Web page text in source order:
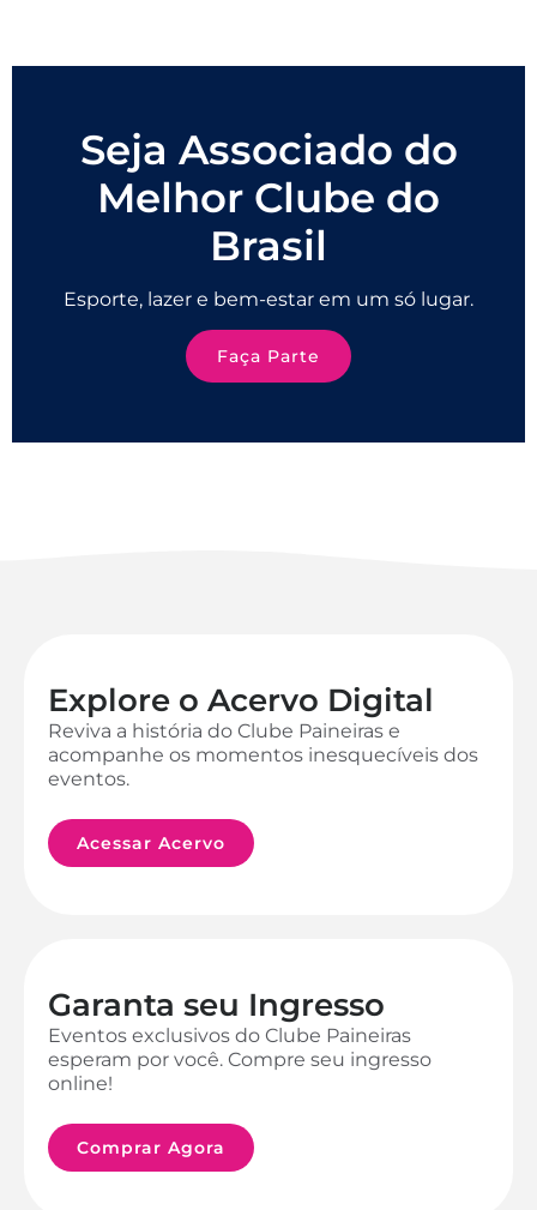
Seja Associado do
Melhor Clube do
Brasil
Esporte, lazer e bem-estar em um só lugar.
Faça Parte
Explore o Acervo Digital
Reviva a história do Clube Paineiras e
acompanhe os momentos inesquecíveis dos
eventos.
Acessar Acervo
Garanta seu Ingresso
Eventos exclusivos do Clube Paineiras
esperam por você. Compre seu ingresso
online!
Comprar Agora